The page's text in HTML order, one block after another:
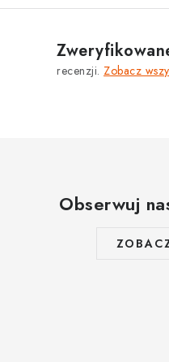
Jak na Jupiter Obchodní
Opinie o sklepie
recenzji. Zobacz
Obserwuj